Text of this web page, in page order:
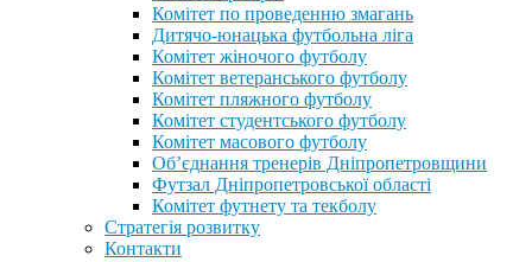
Комітет по проведенню змагань
Дитячо-юнацька футбольна ліга
Комітет жіночого футболу
Комітет ветеранського футболу
Комітет пляжного футболу
Комітет студентського футболу
Комітет масового футболу
Обʼєднання тренерів Дніпропетровщини
Футзал Дніпропетровської області
Комітет футнету та текболу
Стратегія розвитку
Контакти